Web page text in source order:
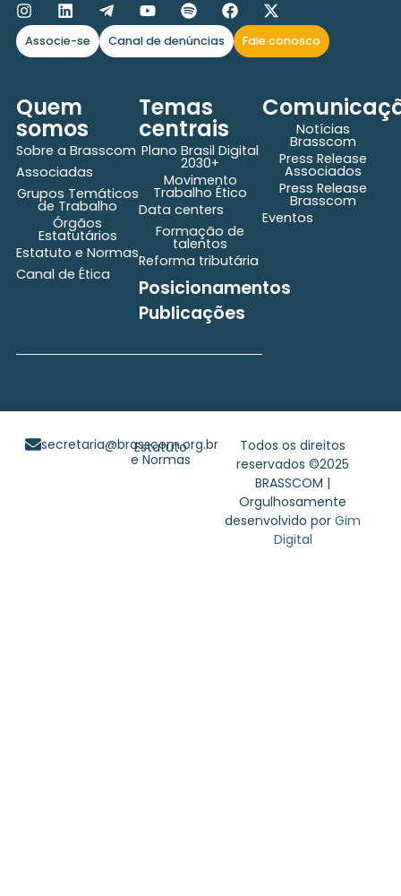
Associe-se Canal de denúncias Fale conosco
Quem
somos
Sobre a Brasscom
Associadas
Grupos Temáticos
de Trabalho
Órgãos
Estatutários
Estatuto e Normas
Canal de Ética
Temas
centrais
Plano Brasil Digital
2030+
Movimento
Trabalho Ético
Data centers
Formação de
talentos
Reforma tributária
Posicionamentos
Publicações
Notícias
Brasscom
Press Release
Associados
Press Release
Brasscom
Eventos
Todos os direitos
reservados ©2025
BRASSCOM |
Orgulhosamente
desenvolvido porGim
Digital
secretaria@brasscom.org.br
Estatuto
e Normas